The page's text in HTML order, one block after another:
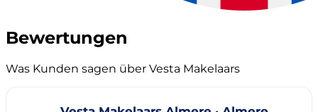
Bewertungen
Was Kunden sagen über Vesta Makelaars